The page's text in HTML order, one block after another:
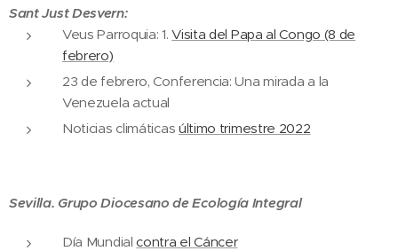
Sant Just Desvern:
Veus Parroquia: 1.Visita del Papa al Congo (8 de
febrero)
23 de febrero, Conferencia: Una mirada a la
Venezuela actual
Noticias climáticas último trimestre 2022
Sevilla. Grupo Diocesano de Ecología Integral
Día Mundialcontra el Cáncer